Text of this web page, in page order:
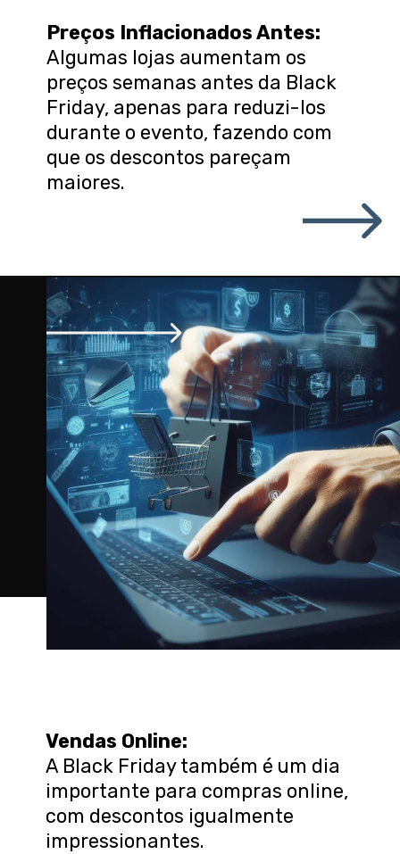
Preços Inflacionados Antes:
Algumas lojas aumentam os
preços semanas antes da Black
Friday, apenas para reduzi-los
durante o evento, fazendo com
que os descontos pareçam
maiores.
Vendas Online:
A Black Friday também é um dia
importante para compras online,
com descontos igualmente
impressionantes.